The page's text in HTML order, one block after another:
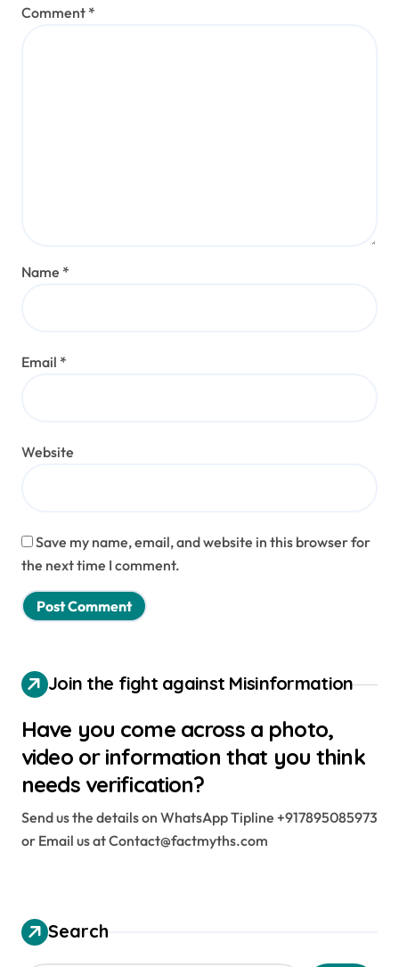
Comment *
Name *
Email *
Website
Save my name, email, and website in this browser for
the next time I comment.
Join the fight against Misinformation
Have you come across a photo,
video or information that you think
needs verification?
Send us the details on WhatsApp Tipline +917895085973
or Email us at Contact@factmyths.com
Search